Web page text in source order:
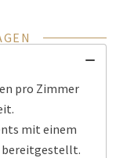
pro Zimmer
mit einem
bereitgestellt.